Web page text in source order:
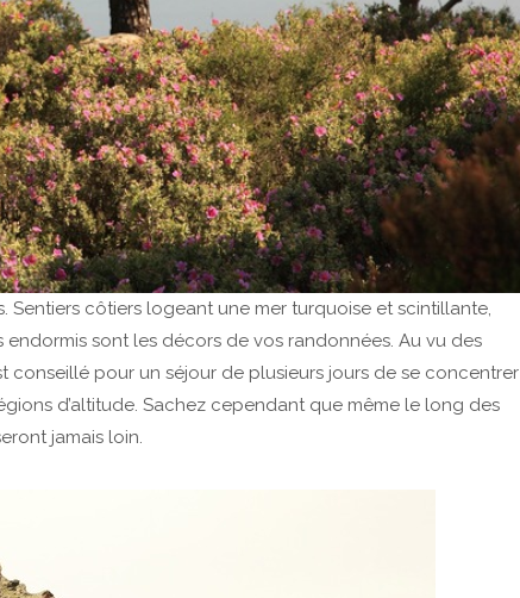
Sentiers côtiers logeant une mer turquoise et scintillante,
sont les décors de vos randonnées. Au vu des
conseillé pour un séjour de plusieurs jours de se concentrer
d’altitude. Sachez cependant que même le long des
jamais loin.